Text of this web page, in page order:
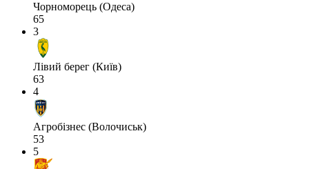
Чорноморець (Одеса)
65
3
Лівий берег (Київ)
63
4
Агробізнес (Волочиськ)
53
5